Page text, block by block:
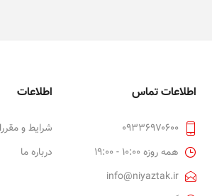
اطلاعات تماس
۰۹۳۳۶۹۷۰۶۰۰
همه روزه 10:00 - 19:00
info@niyaztak.ir
اطلاعات
شرایط و
درباره ما